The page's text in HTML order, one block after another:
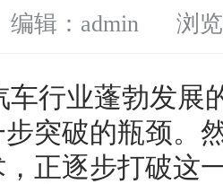
辑：admin 浏览
车行业蓬勃发展
突破的瓶颈。
正逐步打破这